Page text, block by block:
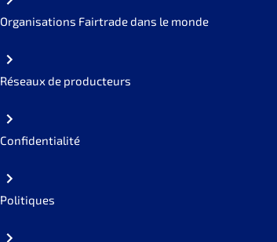
Organisations Fairtrade dans le monde
Réseaux de producteurs
Confidentialité
Politiques